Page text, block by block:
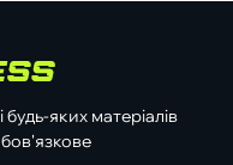
яких матеріалів